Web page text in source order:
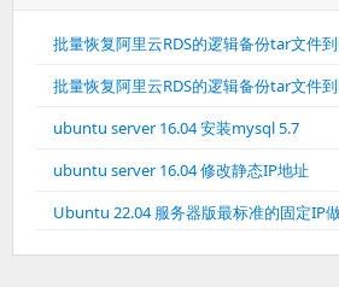
批量恢复阿里云RDS的逻辑备份tar文件
批量恢复阿里云RDS的逻辑备份tar文件
ubuntu server 16.04 安装mysql 5.7
ubuntu server 16.04 修改静态IP地址
Ubuntu 22.04 服务器版最标准的固定IP